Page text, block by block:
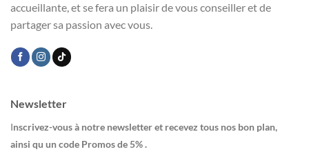
accueillante, et se fera un plaisir de vous conseiller et de
partager sa passion avec vous.
Newsletter
Inscrivez-vous à notre newsletter et recevez tous nos bon plan,
ainsi qu un code Promos de 5% .